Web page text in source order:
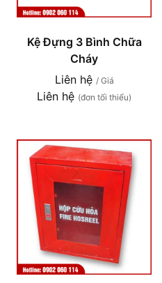
Kệ Đựng 3 Bình Chữa
Cháy
Liên hệ / Giá
Liên hệ (đơn tối thiểu)